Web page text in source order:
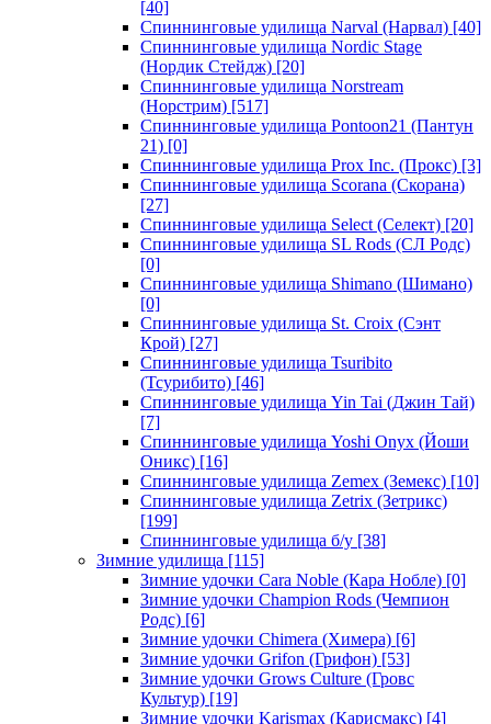
[40]
Спиннинговые удилища Narval (Нарвал) [40]
Спиннинговые удилища Nordic Stage
(Нордик Стейдж) [20]
Спиннинговые удилища Norstream
(Норстрим) [517]
Спиннинговые удилища Pontoon21 (Пантун
21) [0]
Спиннинговые удилища Prox Inc. (Прокс) [3]
Спиннинговые удилища Scorana (Скорана)
[27]
Спиннинговые удилища Select (Селект) [20]
Спиннинговые удилища SL Rods (СЛ Родс)
[0]
Спиннинговые удилища Shimano (Шимано)
[0]
Спиннинговые удилища St. Croix (Сэнт
Крой) [27]
Спиннинговые удилища Tsuribito
(Тсурибито) [46]
Спиннинговые удилища Yin Tai (Джин Тай)
[7]
Спиннинговые удилища Yoshi Onyx (Йоши
Оникс) [16]
Спиннинговые удилища Zemex (Земекс) [10]
Спиннинговые удилища Zetrix (Зетрикс)
[199]
Спиннинговые удилища б/у [38]
Зимние удилища [115]
Зимние удочки Cara Noble (Кара Нобле) [0]
Зимние удочки Champion Rods (Чемпион
Родс) [6]
Зимние удочки Chimera (Химера) [6]
Зимние удочки Grifon (Грифон) [53]
Зимние удочки Grows Culture (Гровс
Культур) [19]
Зимние удочки Karismax (Карисмакс) [4]